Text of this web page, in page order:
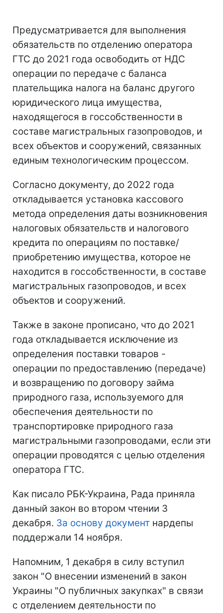
Предусматривается для выполнения
обязательств по отделению оператора
ГТС до 2021 года освободить от НДС
операции по передаче с баланса
плательщика налога на баланс другого
юридического лица имущества,
находящегося в госсобственности в
составе магистральных газопроводов, и
всех объектов и сооружений, связанных
единым технологическим процессом.
Согласно документу, до 2022 года
откладывается установка кассового
метода определения даты возникновения
налоговых обязательств и налогового
кредита по операциям по поставке/
приобретению имущества, которое не
находится в госсобственности, в составе
магистральных газопроводов, и всех
объектов и сооружений.
Также в законе прописано, что до 2021
года откладывается исключение из
определения поставки товаров -
операции по предоставлению (передаче)
и возвращению по договору займа
природного газа, используемого для
обеспечения деятельности по
транспортировке природного газа
магистральными газопроводами, если эти
операции проводятся с целью отделения
оператора ГТС.
Как писало РБК-Украина, Рада приняла
данный закон во втором чтении 3
декабря. За основу документ нардепы
поддержали 14 ноября.
Напомним, 1 декабря в силу вступил
закон "О внесении изменений в закон
Украины "О публичных закупках" в связи
с отделением деятельности по